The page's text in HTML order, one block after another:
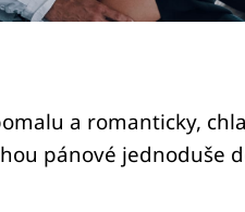
a romanticky,
pánové jednoduše